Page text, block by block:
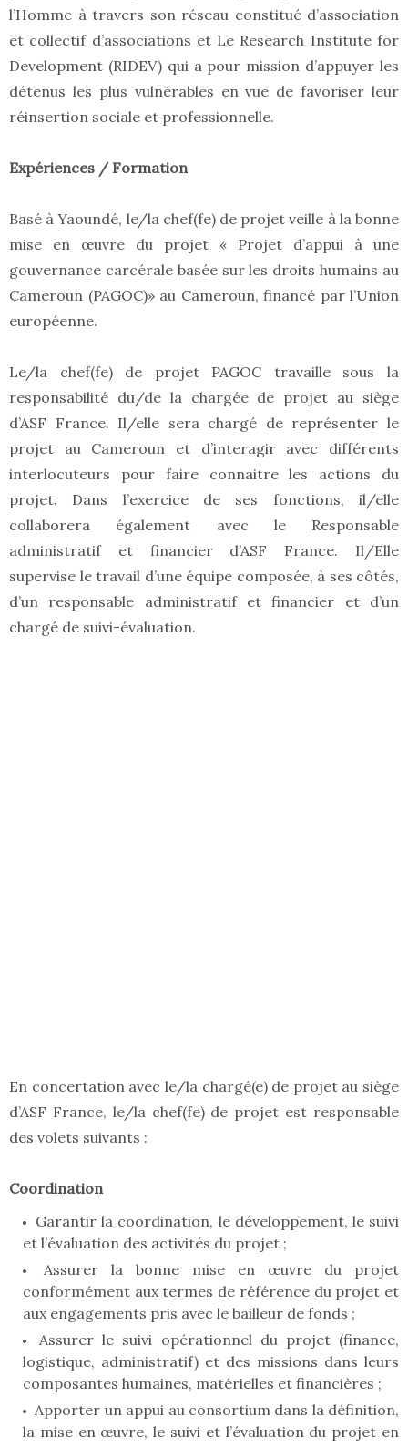
l’Homme à travers son réseau constitué d’association
et collectif d’associations et Le Research Institute for
Development (RIDEV) qui a pour mission d’appuyer les
détenus les plus vulnérables en vue de favoriser leur
réinsertion sociale et professionnelle.
Expériences / Formation
Basé à Yaoundé, le/la chef(fe) de projet veille à la bonne
mise en œuvre du projet « Projet d’appui à une
gouvernance carcérale basée sur les droits humains au
Cameroun (PAGOC)» au Cameroun, financé par l’Union
européenne.
Le/la chef(fe) de projet PAGOC travaille sous la
responsabilité du/de la chargée de projet au siège
d’ASF France. Il/elle sera chargé de représenter le
projet au Cameroun et d’interagir avec différents
interlocuteurs pour faire connaitre les actions du
projet. Dans l’exercice de ses fonctions, il/elle
collaborera également avec le Responsable
administratif et financier d’ASF France. Il/Elle
supervise le travail d’une équipe composée, à ses côtés,
d’un responsable administratif et financier et d’un
chargé de suivi-évaluation.
En concertation avec le/la chargé(e) de projet au siège
d’ASF France, le/la chef(fe) de projet est responsable
des volets suivants :
Coordination
Garantir la coordination, le développement, le suivi
et l’évaluation des activités du projet ;
Assurer la bonne mise en œuvre du projet
conformément aux termes de référence du projet et
aux engagements pris avec le bailleur de fonds ;
Assurer le suivi opérationnel du projet (finance,
logistique, administratif) et des missions dans leurs
composantes humaines, matérielles et financières ;
Apporter un appui au consortium dans la définition,
la mise en œuvre, le suivi et l’évaluation du projet en